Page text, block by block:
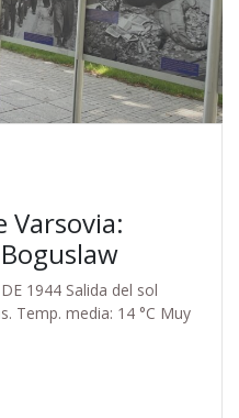
Varsovia:
1944 Salida del sol
Temp. media: 14 °C Muy